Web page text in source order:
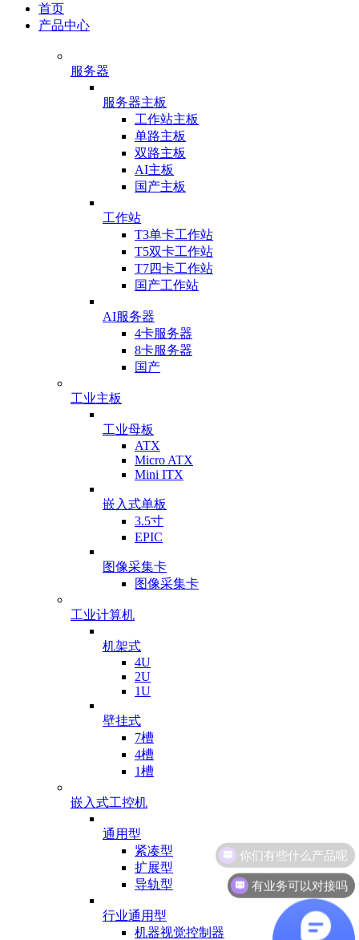
首页
产品中心
服务器
服务器主板
工作站主板
单路主板
双路主板
AI主板
国产主板
工作站
T3单卡工作站
T5双卡工作站
T7四卡工作站
国产工作站
AI服务器
4卡服务器
8卡服务器
国产
工业主板
工业母板
ATX
Micro ATX
Mini ITX
嵌入式单板
3.5寸
EPIC
图像采集卡
图像采集卡
工业计算机
机架式
4U
2U
1U
壁挂式
7槽
4槽
1槽
嵌入式工控机
通用型
紧凑型
扩展型
导轨型
行业通用型
机器视觉控制器
有业务可以对接吗